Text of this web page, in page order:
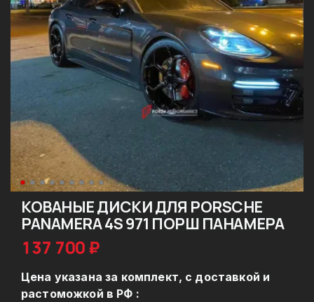
КОВАНЫЕ ДИСКИ ДЛЯ PORSCHE
PANAMERA 4S 971 ПОРШ ПАНАМЕРА
137 700 ₽
Цена указана за комплект, с доставкой и
растоможкой в РФ :